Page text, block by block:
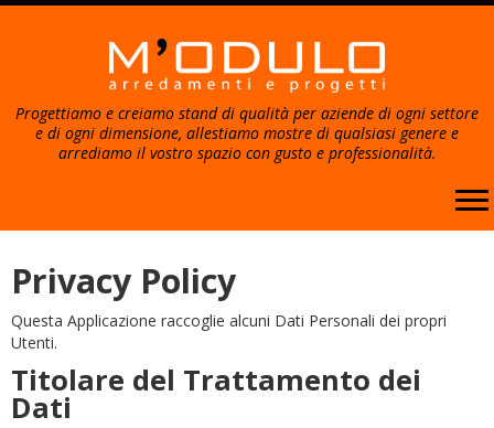
contenuto
Progettiamo e creiamo stand di qualità per aziende di ogni settore
e di ogni dimensione, allestiamo mostre di qualsiasi genere e
arrediamo il vostro spazio con gusto e professionalità.
Privacy Policy
Questa Applicazione raccoglie alcuni Dati Personali dei propri
Utenti.
Titolare del Trattamento dei
Dati